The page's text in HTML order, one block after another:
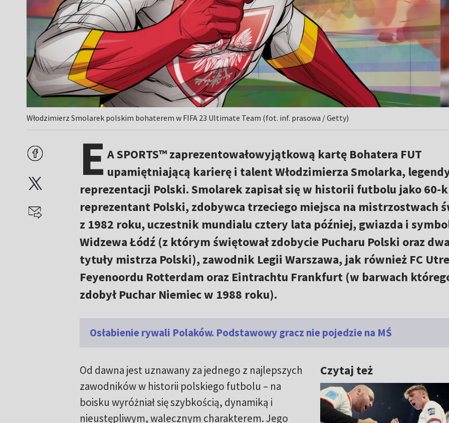
Włodzimierz Smolarek polskim bohaterem w FIFA 23 Ultimate Team (fot. inf. prasowa / Getty)
E A SPORTS™ zaprezentowałowyjątkową kartę Bohatera FUT
upamiętniającą karierę i talent Włodzimierza Smolarka,
reprezentacji Polski. Smolarek zapisał się w historii futbolu jako 60-
reprezentant Polski, zdobywca trzeciego miejsca na mistrzostwach
z 1982 roku, uczestnik mundialu cztery lata później, gwiazda i
Widzewa Łódź (z którym świętował zdobycie Pucharu Polski oraz
tytuły mistrza Polski), zawodnik Legii Warszawa, jak również FC
Feyenoordu Rotterdam oraz Eintrachtu Frankfurt (w barwach
zdobył Puchar Niemiec w 1988 roku).
Osłabienie rywali Polaków. Podstawowy gracz nie pojedzie na MŚ
Czytaj też
Od dawna jest uznawany za jednego z najlepszych
zawodników w historii polskiego futbolu – na
boisku wyróżniał się szybkością, dynamiką i
nieustępliwym, walecznym charakterem. Jego